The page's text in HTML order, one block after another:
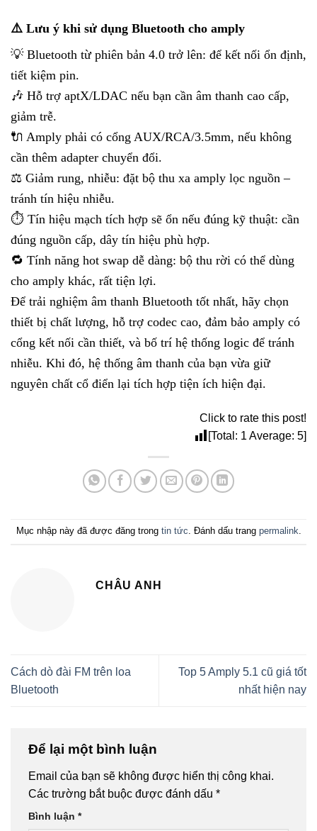
⚠️ Lưu ý khi sử dụng Bluetooth cho amply
💡 Bluetooth từ phiên bản 4.0 trở lên: để kết nối ổn định,
tiết kiệm pin.
🎶 Hỗ trợ aptX/LDAC nếu bạn cần âm thanh cao cấp,
giảm trễ.
🔌 Amply phải có cổng AUX/RCA/3.5mm, nếu không
cần thêm adapter chuyển đổi.
⚖️ Giảm rung, nhiễu: đặt bộ thu xa amply lọc nguồn –
tránh tín hiệu nhiễu.
⏱️ Tín hiệu mạch tích hợp sẽ ổn nếu đúng kỹ thuật: cần
đúng nguồn cấp, dây tín hiệu phù hợp.
🔁 Tính năng hot swap dễ dàng: bộ thu rời có thể dùng
cho amply khác, rất tiện lợi.
Để trải nghiệm âm thanh Bluetooth tốt nhất, hãy chọn
thiết bị chất lượng, hỗ trợ codec cao, đảm bảo amply có
cổng kết nối cần thiết, và bố trí hệ thống logic để tránh
nhiễu. Khi đó, hệ thống âm thanh của bạn vừa giữ
nguyên chất cổ điển lại tích hợp tiện ích hiện đại.
Click to rate this post!
[Total: 1 Average: 5]
Mục nhập này đã được đăng trong tin tức. Đánh dấu trang permalink.
CHÂU ANH
Cách dò đài FM trên loa
Bluetooth
Top 5 Amply 5.1 cũ giá tốt
nhất hiện nay
Để lại một bình luận
Email của bạn sẽ không được hiển thị công khai.
Các trường bắt buộc được đánh dấu *
Bình luận *